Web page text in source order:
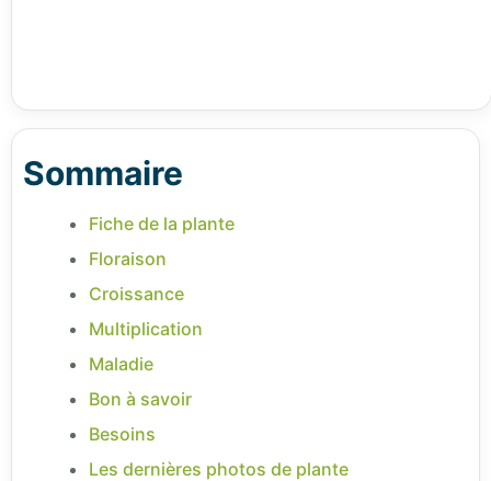
Sommaire
Fiche de la plante
Floraison
Croissance
Multiplication
Maladie
Bon à savoir
Besoins
Les dernières photos de plante